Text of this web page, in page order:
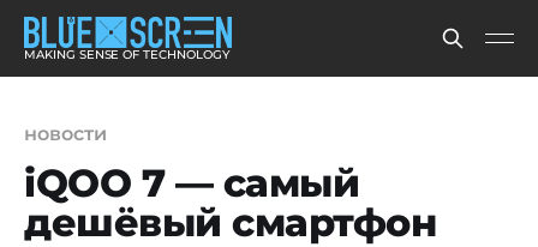
MAKING SENSE OF TECHNOLOGY
новости
iQOO 7 — самый
дешёвый смартфон